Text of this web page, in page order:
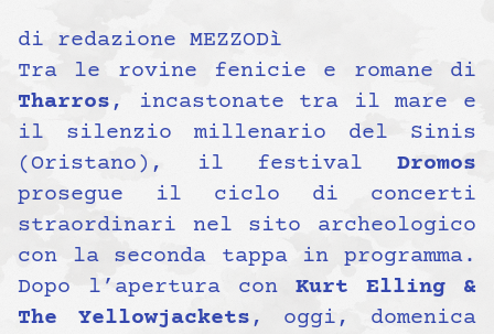
di redazione MEZZODì
Tra le rovine fenicie e romane di
Tharros , incastonate tra il mare e
il silenzio millenario del Sinis
(Oristano), il festival Dromos
prosegue il ciclo di concerti
straordinari nel sito archeologico
con la seconda tappa in programma.
Dopo l’apertura con Kurt Elling &
The Yellowjackets , oggi, domenica